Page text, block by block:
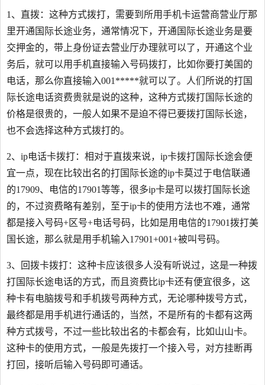
1、直拨：这种方式拨打，需要到所用手机卡运营商营业厅那
里开通国际长途业务，通常情况下，开通国际长途业务是要
交押金的，带上身份证去营业厅办理就可以了，开通这个业
务后，就可以用手机直接输入号码拨打，比如你要打美国的
电话，那么你直接输入001*****就可以了。人们所说的打国
际长途电话资费贵就是说的这种，这种方式拨打国际长途的
价格是很贵的，一般人如果不是迫不得已要拨打国际长途，
也不会选择这种方式拨打的。
2、ip电话卡拨打：相对于直拨来说，ip卡拨打国际长途会便
宜一点，现在比较出名的打国际长途的ip卡莫过于电信联通
的17909、电信的17901等等，很多ip卡是可以拨打国际长途
的，不过资费略有差别，至于ip卡的使用方法也不难，通常
都是接入号码+区号+电话号码，比如是用电信的17901拨打美
国长途，那么就是用手机输入17901+001+被叫号码。
3、回拨卡拨打：这种卡应该很多人没有听说过，这是一种拨
打国际长途电话的方式，而且资费比ip卡还有便宜很多，这
种卡有电脑拨号和手机拨号两种方式，无论哪种拨号方式，
最终都是用手机进行通话的，当然，不是所有的卡都有这两
种方式拨号，不过一些比较出名的卡都会有，比如山山卡。
这种卡的使用方式，一般是先拨打一个接入号，对方挂断再
打回，接听后输入号码即可通话。